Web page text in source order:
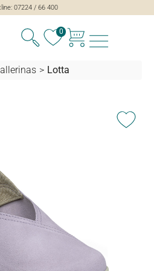
07224 / 66 400
0
> Lotta